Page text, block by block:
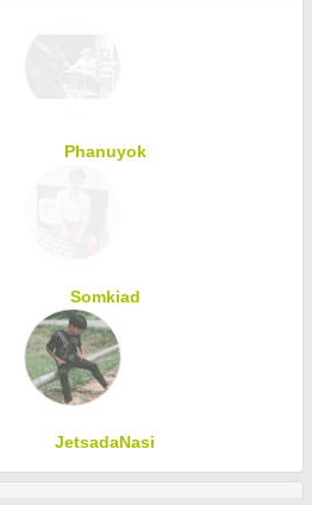
Phanuyok
Somkiad
JetsadaNasi